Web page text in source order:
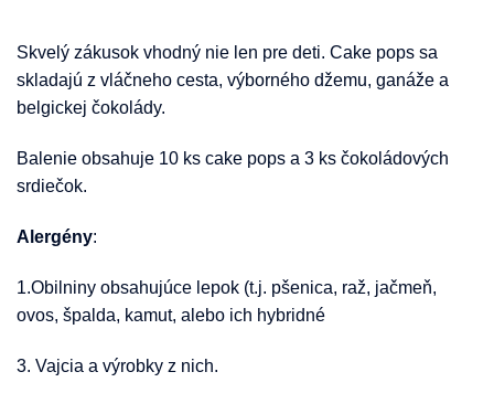
Skvelý zákusok vhodný nie len pre deti. Cake pops sa
skladajú z vláčneho cesta, výborného džemu, ganáže a
belgickej čokolády.
Balenie obsahuje 10 ks cake pops a 3 ks čokoládových
srdiečok.
Alergény:
1.Obilniny obsahujúce lepok (t.j. pšenica, raž, jačmeň,
ovos, špalda, kamut, alebo ich hybridné
3. Vajcia a výrobky z nich.